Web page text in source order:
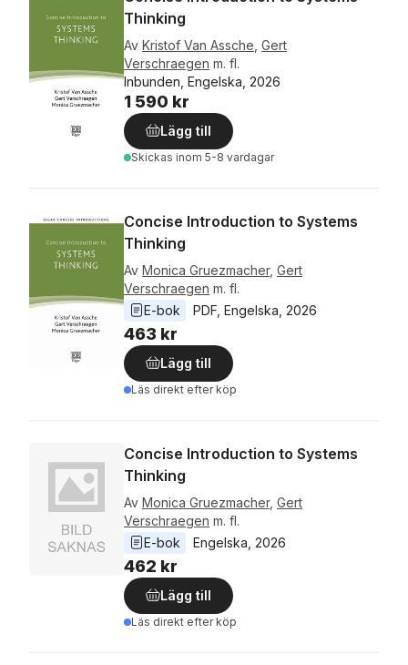
Thinking
Av Kristof Van Assche Gert
Verschraegen m. fl.
Inbunden, Engelska, 2026
1 590 kr
Lägg till
Skickas inom 5-8 vardagar
Concise Introduction to Systems
Thinking
Av Monica Gruezmacher, Gert
Verschraegen m. fl.
E-bok
PDF Engelska 2026
463 kr
Lägg till
Läs direkt efter köp
Concise Introduction to Systems
Thinking
Av Monica Gruezmacher, Gert
Verschraegen m. fl.
E-bok
Engelska 2026
462 kr
Lägg till
Läs direkt efter köp